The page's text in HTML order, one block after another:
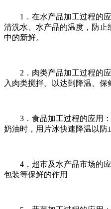
1．在水产品加工过程的应
清洗水、水产品的温度，防
中的新鲜。
2．肉类产品加工过程的应
入肉类搅拌。以达到降温、保
3．食品加工过程的应用：
奶油时，用片冰快速降温以防
4．超市及水产品市场的应
包装等保鲜的作用